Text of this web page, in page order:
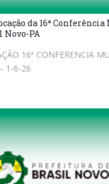
da 16ª
Novo-PA
16ª CONFERENCIA
1-6-26